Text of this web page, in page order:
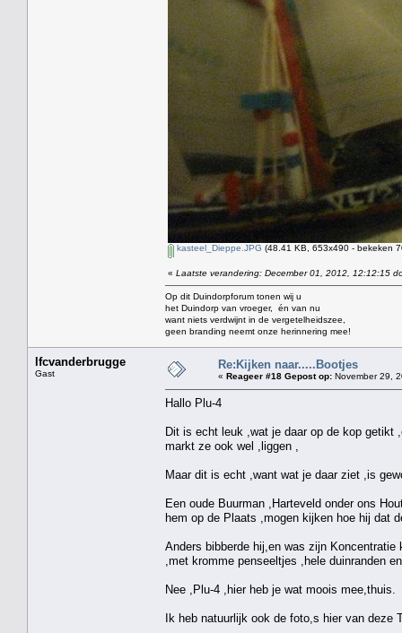
kasteel_Dieppe.JPG (48.41 KB, 653x490 - bekeken
« Laatste verandering: December 01, 2012, 12:12:15
Op dit Duindorpforum tonen wij u
het Duindorp van vroeger, én van nu
want niets verdwijnt in de vergetelheidszee,
geen branding neemt onze herinnering mee!
lfcvanderbrugge
Gast
Re:Kijken naar.....Bootjes
« Reageer #18 Gepost op: November 29,
Hallo Plu-4
Dit is echt leuk ,wat je daar op de kop getikt
markt ze ook wel ,liggen ,
Maar dit is echt ,want wat je daar ziet ,is
Een oude Buurman ,Harteveld onder ons
hem op de Plaats ,mogen kijken hoe hij dat
Anders bibberde hij,en was zijn
,met kromme penseeltjes ,hele duinranden
Nee ,Plu-4 ,hier heb je wat moois mee,thuis.
Ik heb natuurlijk ook de foto,s hier van deze